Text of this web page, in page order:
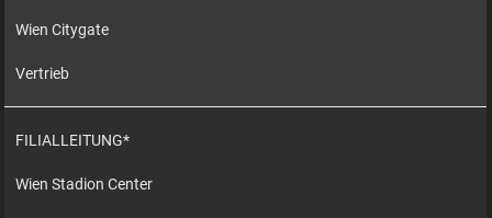
Wien Citygate
Vertrieb
FILIALLEITUNG*
Wien Stadion Center